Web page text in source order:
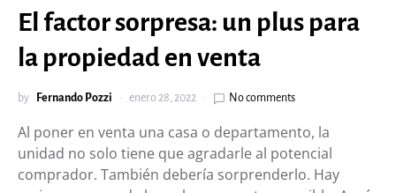
El factor sorpresa: un plus para
la propiedad en venta
by Fernando Pozzi enero 28, 2022 No comments
Al poner en venta una casa o departamento, la
unidad no solo tiene que agradarle al potencial
comprador. También debería sorprenderlo. Hay